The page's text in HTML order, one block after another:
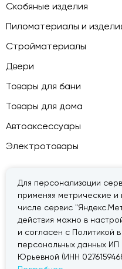
Для персонализации
применяя метрические и
числе сервис
действия можно в
и согласен с Политикой
персональных данных
Юрьевной (ИНН
Скобяные изделия
Пиломатериалы и
Стройматериалы
Двери
Товары для бани
Товары для дома
Автоаксессуары
Электротовары
© 2026 — «Дачник».